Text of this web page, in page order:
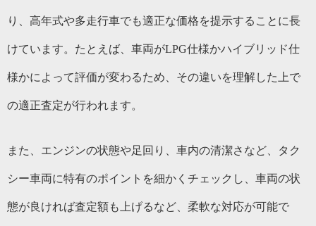
り、高年式や多走行車でも適正な価格を提示することに長
けています。たとえば、車両がLPG仕様かハイブリッド仕
様かによって評価が変わるため、その違いを理解した上で
の適正査定が行われます。
また、エンジンの状態や足回り、車内の清潔さなど、タク
シー車両に特有のポイントを細かくチェックし、車両の状
態が良ければ査定額も上げるなど、柔軟な対応が可能で